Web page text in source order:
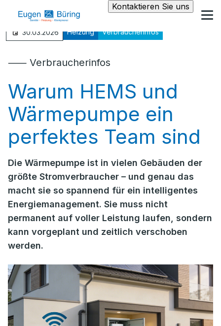
Kontaktieren Sie uns
30.03.2026 Heizung Verbraucherinfos
⸺ Verbraucherinfos
Warum HEMS und
Wärmepumpe ein
perfektes Team sind
Die Wärmepumpe ist in vielen Gebäuden der
größte Stromverbraucher – und genau das
macht sie so spannend für ein intelligentes
Energiemanagement. Sie muss nicht
permanent auf voller Leistung laufen, sondern
kann vorgeplant und zeitlich verschoben
werden.